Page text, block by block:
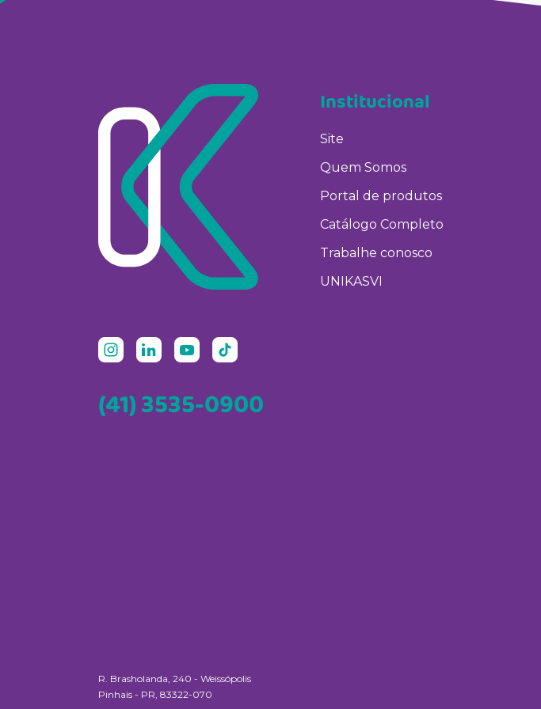
(41) 3535-0900
Institucional
Site
Quem Somos
Portal de produtos
Catálogo Completo
Trabalhe conosco
UNIKASVI
R. Brasholanda, 240 - Weissópolis
Pinhais - PR, 83322-070